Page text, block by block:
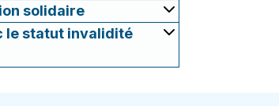
solidaire
le statut invalidité